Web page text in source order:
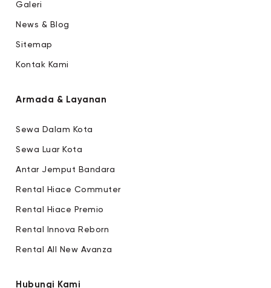
Galeri
News & Blog
Sitemap
Kontak Kami
Armada & Layanan
Sewa Dalam Kota
Sewa Luar Kota
Antar Jemput Bandara
Rental Hiace Commuter
Rental Hiace Premio
Rental Innova Reborn
Rental All New Avanza
Hubungi Kami